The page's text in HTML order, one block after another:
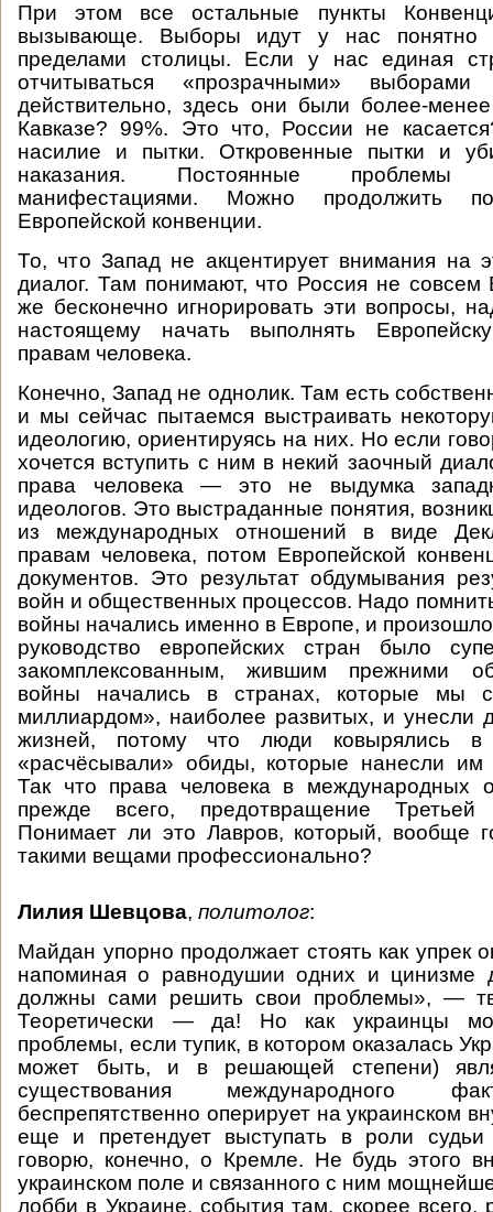
При этом все остальные пункты
вызывающе. Выборы идут у нас понятно
пределами столицы. Если у нас единая
отчитываться «прозрачными»
действительно, здесь они были более-
Кавказе? 99%. Это что, России не
насилие и пытки. Откровенные пытки и
наказания. Постоянные
манифестациями. Можно продолжить
Европейской конвенции.
То, что Запад не акцентирует внимания
диалог. Там понимают, что Россия не совсем
же бесконечно игнорировать эти вопросы,
настоящему начать выполнять
правам человека.
Конечно, Запад не однолик. Там есть
и мы сейчас пытаемся выстраивать
идеологию, ориентируясь на них. Но если
хочется вступить с ним в некий заочный
права человека — это не выдумка
идеологов. Это выстраданные понятия,
из международных отношений в виде
правам человека, потом Европейской
документов. Это результат обдумывания
войн и общественных процессов. Надо
войны начались именно в Европе, и произошло
руководство европейских стран было
закомплексованным, жившим прежними
войны начались в странах, которые мы
миллиардом», наиболее развитых, и унесли
жизней, потому что люди ковырялись
«расчёсывали» обиды, которые нанесли им
Так что права человека в международных
прежде всего, предотвращение
Понимает ли это Лавров, который, вообще
такими вещами профессионально?
Лилия Шевцова, политолог:
Майдан упорно продолжает стоять как упрек
напоминая о равнодушии одних и цинизме
должны сами решить свои проблемы», —
Теоретически — да! Но как украинцы
проблемы, если тупик, в котором оказалась
может быть, и в решающей степени)
существования международного
беспрепятственно оперирует на украинском
еще и претендует выступать в роли
говорю, конечно, о Кремле. Не будь этого
украинском поле и связанного с ним
лобби в Украине, события там, скорее всего,